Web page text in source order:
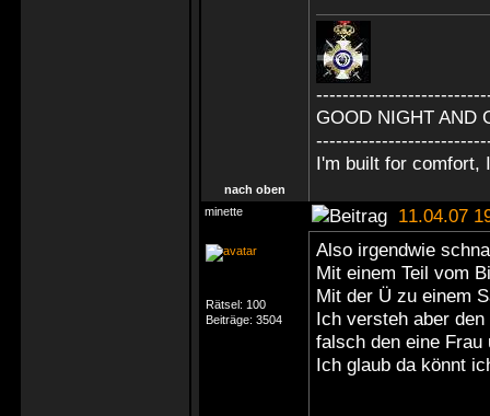
GOOD NIGHT AND
I'm built for comfort,
nach oben
minette
11.04.07
Rätsel: 100
Beiträge: 3504
Also irgendwie
Mit einem Teil vom
Mit der Ü zu einem
Ich versteh aber
falsch den eine Frau
Ich glaub da könnt